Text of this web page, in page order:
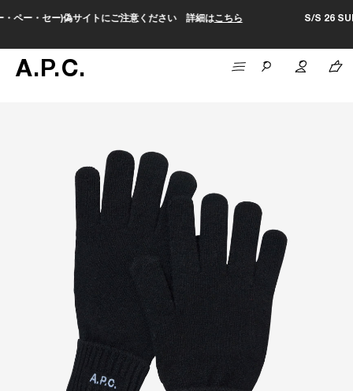
詳細はこちら S/S 26 SUMMER SALEがスタートしました。セ
A.P.C.